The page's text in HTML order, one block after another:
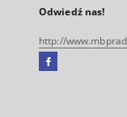
Odwiedź nas!
http://
Facebook